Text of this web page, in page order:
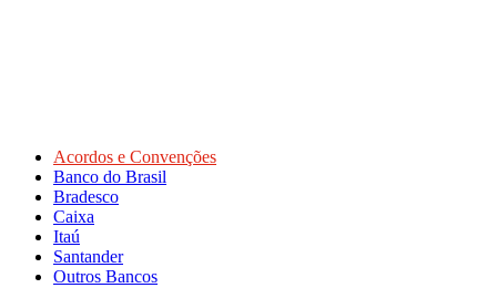
Acordos e Convenções
Banco do Brasil
Bradesco
Caixa
Itaú
Santander
Outros Bancos